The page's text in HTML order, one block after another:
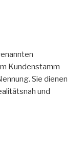
Kundenstamm
Sie dienen
und